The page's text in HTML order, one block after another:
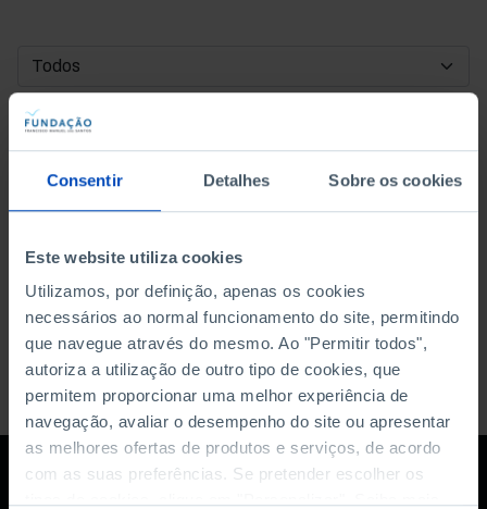
Consentir Detalhes Sobre os cookies
Este website utiliza cookies
Utilizamos, por definição, apenas os cookies
necessários ao normal funcionamento do site, permitindo
que navegue através do mesmo. Ao "Permitir todos",
autoriza a utilização de outro tipo de cookies, que
permitem proporcionar uma melhor experiência de
navegação, avaliar o desempenho do site ou apresentar
as melhores ofertas de produtos e serviços, de acordo
com as suas preferências. Se pretender escolher os
DATA DE INÍCIO
DATA DE FIM